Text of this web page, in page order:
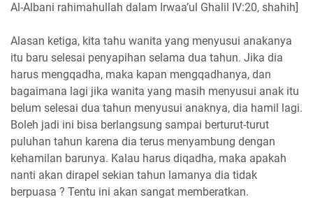
Al-Albani rahimahullah dalam Irwaa’ul Ghalil IV:20, shahih]
Alasan ketiga, kita tahu wanita yang menyusui anakanya
itu baru selesai penyapihan selama dua tahun. Jika dia
harus mengqadha, maka kapan mengqadhanya, dan
bagaimana lagi jika wanita yang masih menyusui anak itu
belum selesai dua tahun menyusui anaknya, dia hamil lagi.
Boleh jadi ini bisa berlangsung sampai berturut-turut
puluhan tahun karena dia terus menyambung dengan
kehamilan barunya. Kalau harus diqadha, maka apakah
nanti akan dirapel sekian tahun lamanya dia tidak
berpuasa ? Tentu ini akan sangat memberatkan.